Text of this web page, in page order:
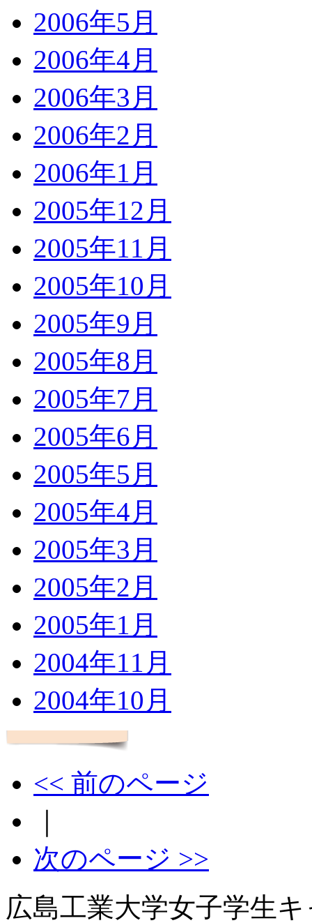
2006年5月
2006年4月
2006年3月
2006年2月
2006年1月
2005年12月
2005年11月
2005年10月
2005年9月
2005年8月
2005年7月
2005年6月
2005年5月
2005年4月
2005年3月
2005年2月
2005年1月
2004年11月
2004年10月
<< 前のページ
次のページ >>
広島工業大学女子学生